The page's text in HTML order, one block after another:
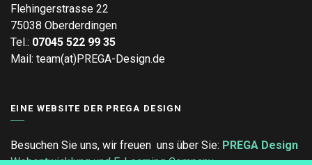
Flehingerstrasse 22
75038 Oberderdingen
Tel.: 07045 522 99 35
Mail: team(at)PREGA-Design.de
EINE WEBSITE DER PREGA DESIGN
Besuchen Sie uns, wir freuen uns über Sie: PREGA Design
Webentwicklung und E-Learning Company